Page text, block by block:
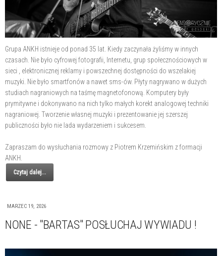
Grupa ANKH istnieje od ponad 35 lat. Kiedy zaczynała żyliśmy w innych
czasach. Nie było cyfrowej fotografii, Internetu, grup społecznościowych w
sieci , elektronicznej reklamy i powszechnej dostępności do wszelakiej
muzyki. Nie było smartfonów a nawet sms-ów. Płyty nagrywano w dużych
studiach nagraniowych na taśmę magnetofonową. Komputery były
prymitywne i dokonywano na nich tylko małych korekt analogowej techniki
nagraniowej. Tworzenie własnej muzyki i prezentowanie jej szerszej
publiczności było nie lada wydarzeniem i sukcesem.
Zapraszam do wysłuchania rozmowy z Piotrem Krzemińskim z formacji
ANKH.
Czytaj dalej...
MARZEC 19, 2026
NONE - "BARTAS" POSŁUCHAJ WYWIADU !